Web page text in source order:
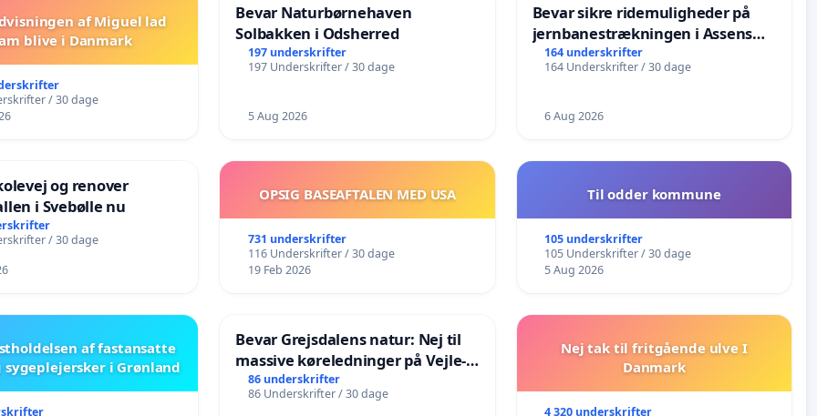
af Miguel lad
blive i Danmark
/ 30 dage
Bevar Naturbørnehaven
Solbakken i Odsherred
197 underskrifter
197 Underskrifter / 30 dage
5 Aug 2026
Bevar sikre ridemuligheder på
jernbanestrækningen i Assens
Kommune
164 underskrifter
164 Underskrifter / 30 dage
6 Aug 2026
og renover
i Svebølle nu
/ 30 dage
OPSIG BASEAFTALEN MED USA
731 underskrifter
116 Underskrifter / 30 dage
19 Feb 2026
Til odder kommune
105 underskrifter
105 Underskrifter / 30 dage
5 Aug 2026
af fastansatte
i Grønland
Bevar Grejsdalens natur: Nej til
massive køreledninger på Vejle-
Struer-banen
86 underskrifter
86 Underskrifter / 30 dage
Nej tak til fritgående ulve I
Danmark
4 320 underskrifter